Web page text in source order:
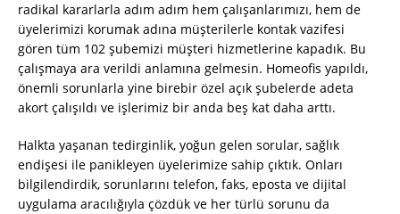
radikal kararlarla adım adım hem çalışanlarımızı, hem de
üyelerimizi korumak adına müşterilerle kontak vazifesi
gören tüm 102 şubemizi müşteri hizmetlerine kapadık. Bu
çalışmaya ara verildi anlamına gelmesin. Homeofis yapıldı,
önemli sorunlarla yine birebir özel açık şubelerde adeta
akort çalışıldı ve işlerimiz bir anda beş kat daha arttı.
Halkta yaşanan tedirginlik, yoğun gelen sorular, sağlık
endişesi ile panikleyen üyelerimize sahip çıktık. Onları
bilgilendirdik, sorunlarını telefon, faks, eposta ve dijital
uygulama aracılığıyla çözdük ve her türlü sorunu da